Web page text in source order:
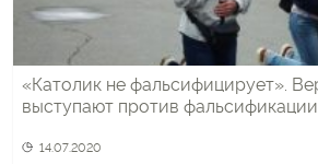
«Католик не фальсифицирует».
выступают против
14.07.2020